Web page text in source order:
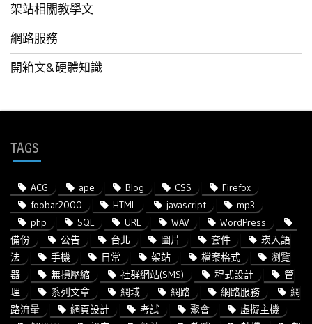
架站相關教學文
網路服務
開箱文&硬體知識
TAGS
ACG ape Blog CSS
Firefox
foobar2000
HTML javascript
mp3
php
SQL URL WAV
WordPress
備份
公告 台北 圖片 套件
崁入語
法
手機 日常 架站 檔案格式
瀏覽
器
無損壓縮 社群網站(SMS) 程式設計
管
理
系列文章 網域 網路 網路服務
網
路流量
網頁設計 考試 聚會
虛擬主機